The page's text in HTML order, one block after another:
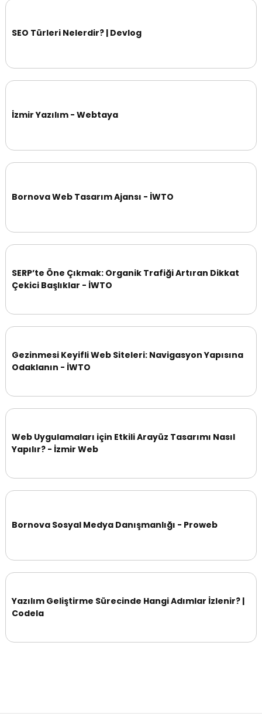
SEO Türleri Nelerdir? | Devlog
İzmir Yazılım - Webtaya
Bornova Web Tasarım Ajansı - İWTO
SERP’te Öne Çıkmak: Organik Trafiği Artıran Dikkat
Çekici Başlıklar - İWTO
Gezinmesi Keyifli Web Siteleri: Navigasyon Yapısına
Odaklanın - İWTO
Web Uygulamaları için Etkili Arayüz Tasarımı Nasıl
Yapılır? - İzmir Web
Bornova Sosyal Medya Danışmanlığı - Proweb
Yazılım Geliştirme Sürecinde Hangi Adımlar İzlenir? |
Codela